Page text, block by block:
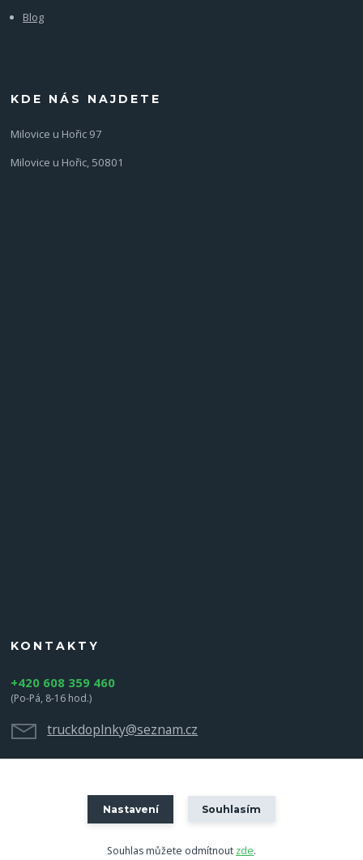
Blog
KDE NÁS NAJDETE
Milovice u Hořic 97
Milovice u Hořic, 50801
KONTAKTY
+420 608 359 460
(Po-Pá, 8-16 hod.)
truckdoplnky@seznam.cz
Vytvořeno na Eshop-rychle.cz
Nastavení Souhlasím
Souhlas můžete odmítnout zde.